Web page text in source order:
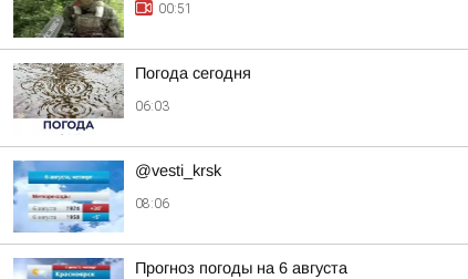
00:51
Погода сегодня
06:03
@vesti_krsk
08:06
Прогноз погоды на 6 августа